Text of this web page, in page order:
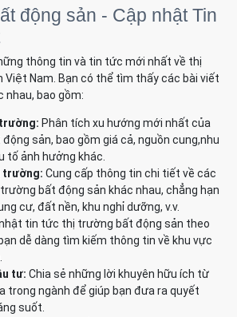
động sản - Cập nhật Tin
thông tin và tin tức mới nhất về thị
Nam. Bạn có thể tìm thấy các bài viết
nhau, bao gồm:
Phân tích xu hướng mới nhất của
sản, bao gồm giá cả, nguồn cung,nhu
tố ảnh hưởng khác.
trường: Cung cấp thông tin chi tiết về các
bất động sản khác nhau, chẳng hạn
cư, đất nền, khu nghỉ dưỡng, v.v.
tin tức thị trường bất động sản theo
dễ dàng tìm kiếm thông tin về khu vực
tư: Chia sẻ những lời khuyên hữu ích từ
trong ngành để giúp bạn đưa ra quyết
suốt.